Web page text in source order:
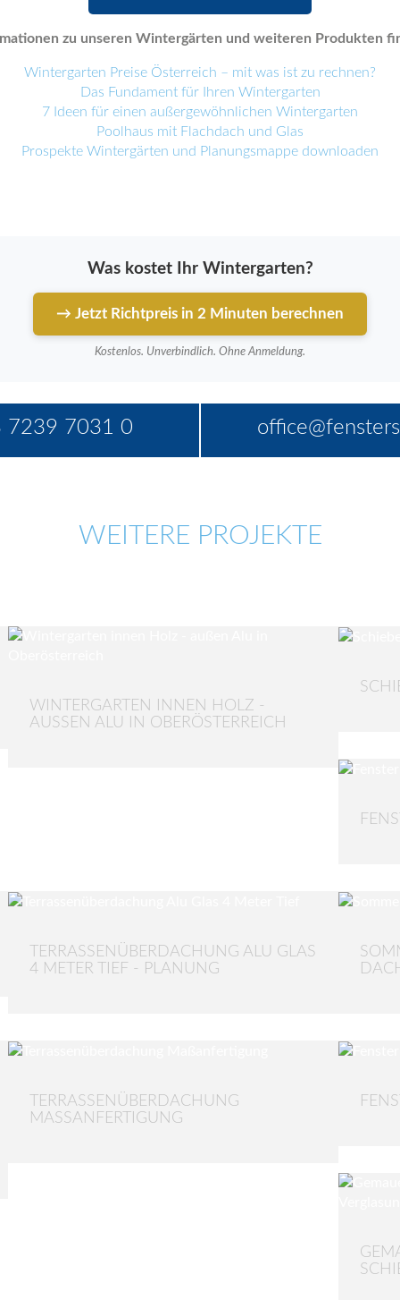
zu unseren Wintergärten und weiteren Produkten
Wintergarten Preise Österreich – mit was ist zu rechnen?
Das Fundament für Ihren Wintergarten
7 Ideen für einen außergewöhnlichen Wintergarten
Poolhaus mit Flachdach und Glas
Prospekte Wintergärten und Planungsmappe downloaden
Was kostet Ihr Wintergarten?
→ Jetzt Richtpreis in 2 Minuten berechnen
Kostenlos. Unverbindlich. Ohne Anmeldung.
7239 7031 0
WEITERE PROJEKTE
WINTERGARTEN INNEN HOLZ -
AUSSEN ALU IN OBERÖSTERREICH
TERRASSENÜBERDACHUNG ALU GLAS
4 METER TIEF - PLANUNG
TERRASSENÜBERDACHUNG
MASSANFERTIGUNG